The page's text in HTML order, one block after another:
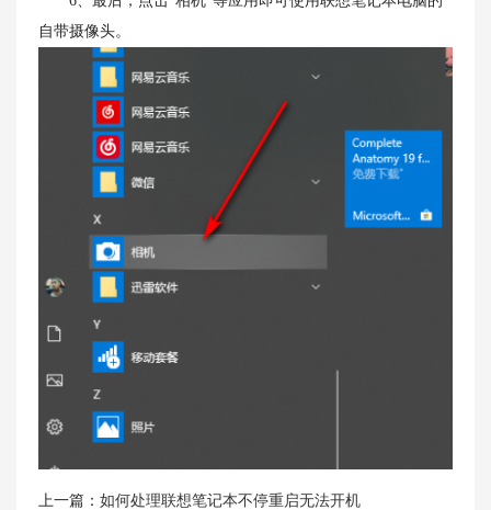
自带摄像头。
上一篇： 如何处理联想笔记本不停重启无法开机